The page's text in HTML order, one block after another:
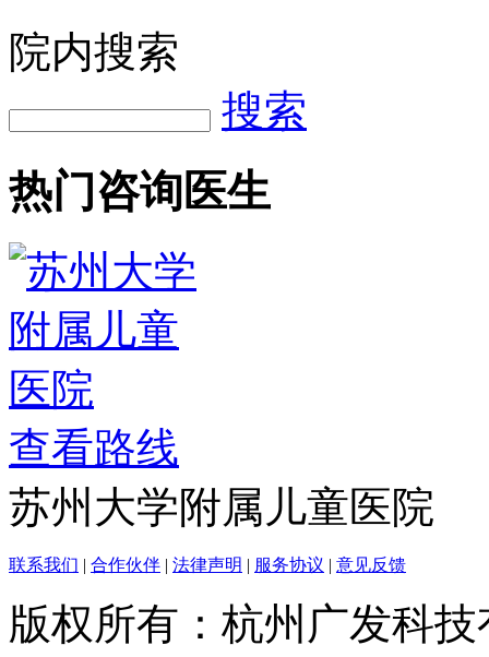
院内搜索
搜索
热门咨询医生
查看路线
苏州大学附属儿童医院
联系我们 | 合作伙伴 | 法律声明 | 服务协议 | 意见反馈
版权所有：杭州广发科